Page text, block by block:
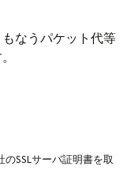
なうパケット代等
SSLサーバ証明書を取